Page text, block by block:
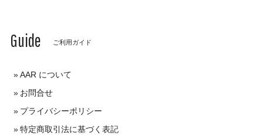
Guide ご利用ガイド
AAR について
お問合せ
プライバシーポリシー
特定商取引法に基づく表記